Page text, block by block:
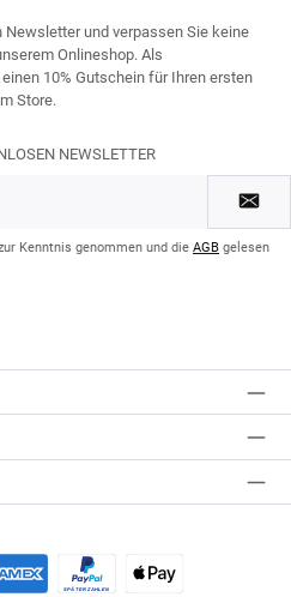
und verpassen Sie keine
Onlineshop. Als
10% Gutschein für Ihren ersten
Store.
NEWSLETTER
Kenntnis genommen und die AGB gelesen